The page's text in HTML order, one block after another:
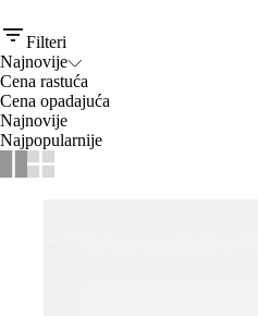
Filteri
Najnovije
Cena rastuća
Cena opadajuća
Najnovije
Najpopularnije